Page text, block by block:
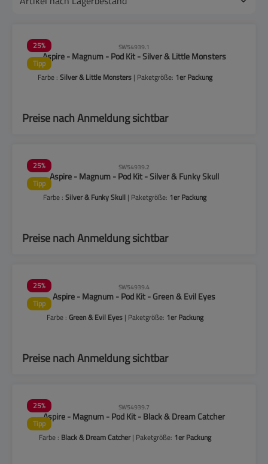
25%
Tipp
SW54939.1
Aspire - Magnum - Pod Kit - Silver & Little Monsters
Farbe : Silver & Little Monsters | Paketgröße: 1er Packung
Preise nach Anmeldung sichtbar
25%
Tipp
SW54939.2
Aspire - Magnum - Pod Kit - Silver & Funky Skull
Farbe :Silver & Funky Skull | Paketgröße: 1er Packung
Preise nach Anmeldung sichtbar
25%
Tipp
SW54939.4
Aspire - Magnum - Pod Kit - Green & Evil Eyes
Farbe : Green & Evil Eyes | Paketgröße: 1er Packung
Preise nach Anmeldung sichtbar
25%
Tipp
SW54939.7
Aspire - Magnum - Pod Kit - Black & Dream Catcher
Farbe : Black & Dream Catcher| Paketgröße: 1er Packung